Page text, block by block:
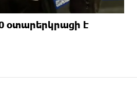
օտարերկրացի է